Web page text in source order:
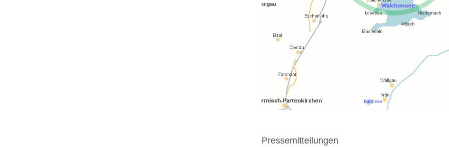
Pressemitteilungen